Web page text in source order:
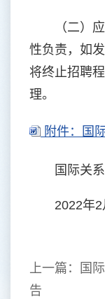
（二）
性负责，如
将终止招聘
理。
附件：国
国际关
2022年2
上一篇：
国
告